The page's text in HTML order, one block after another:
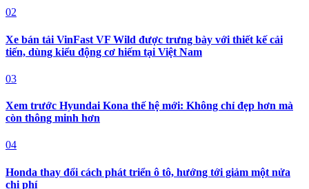
02
Xe bán tải VinFast VF Wild được trưng bày với thiết kế cải
tiến, dùng kiểu động cơ hiếm tại Việt Nam
03
Xem trước Hyundai Kona thế hệ mới: Không chỉ đẹp hơn mà
còn thông minh hơn
04
Honda thay đổi cách phát triển ô tô, hướng tới giảm một nửa
chi phí